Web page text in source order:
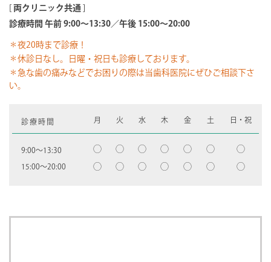
両クリニック共通
診療時間 午前 9:00～13:30／午後 15:00～20:00
＊夜20時まで診療！
＊休診日なし。日曜・祝日も診療しております。
＊急な歯の痛みなどでお困りの際は当歯科医院にぜひご相談下さ
い。
診療時間 月 火 水 木 金 土 日・祝
9:00〜13:30 ◯ ◯ ◯ ◯ ◯ ◯ ◯
15:00〜20:00 ◯ ◯ ◯ ◯ ◯ ◯ ◯